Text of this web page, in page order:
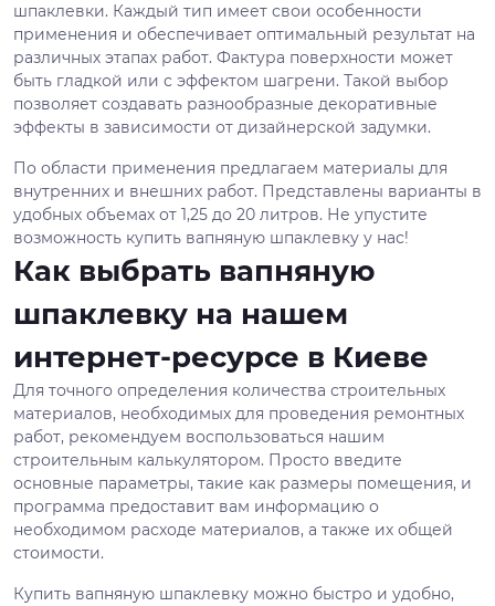
шпаклевки. Каждый тип имеет свои особенности
применения и обеспечивает оптимальный результат на
различных этапах работ. Фактура поверхности может
быть гладкой или с эффектом шагрени. Такой выбор
позволяет создавать разнообразные декоративные
эффекты в зависимости от дизайнерской задумки.
По области применения предлагаем материалы для
внутренних и внешних работ. Представлены варианты в
удобных объемах от 1,25 до 20 литров. Не упустите
возможность купить вапняную шпаклевку у нас!
Как выбрать вапняную
шпаклевку на нашем
интернет-ресурсе в Киеве
Для точного определения количества строительных
материалов, необходимых для проведения ремонтных
работ, рекомендуем воспользоваться нашим
строительным калькулятором. Просто введите
основные параметры, такие как размеры помещения, и
программа предоставит вам информацию о
необходимом расходе материалов, а также их общей
стоимости.
Купить вапняную шпаклевку можно быстро и удобно,